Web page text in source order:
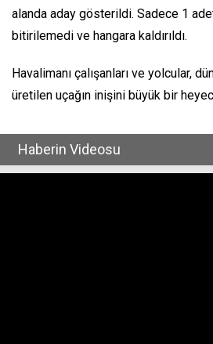
alanda aday gösterildi. Sadece 1
bitirilemedi ve hangara kaldırıldı.
Havalimanı çalışanları ve yolcular,
üretilen uçağın inişini büyük bir
Haberin Videosu